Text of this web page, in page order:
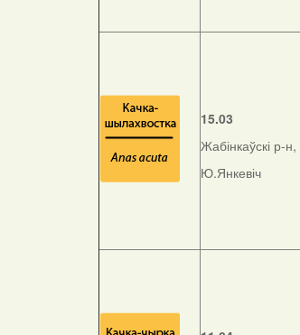
15.03
Жабінкаўскі р-н,
Ю.Янкевіч